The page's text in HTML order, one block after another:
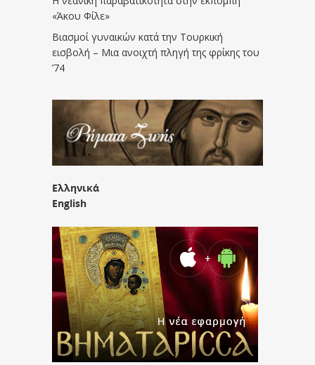
«Άκου Φίλε»
Βιασμοί γυναικών κατά την Τουρκική
εισβολή – Μια ανοιχτή πληγή της φρίκης του
’74
Ελληνικά
English